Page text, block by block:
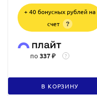
+ 40 бонусных рублей на
счет
?
по 337 ₽ ?
В КОРЗИНУ